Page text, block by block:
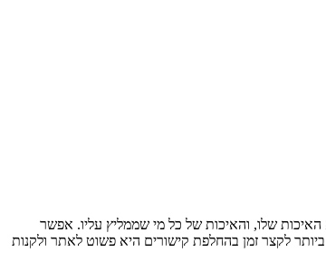
האיכות שלו, והאיכות של כל מי שממליץ עליו. אפשר
לקצר זמן בהחלפת קישורים היא פשוט לאתר ולקנות